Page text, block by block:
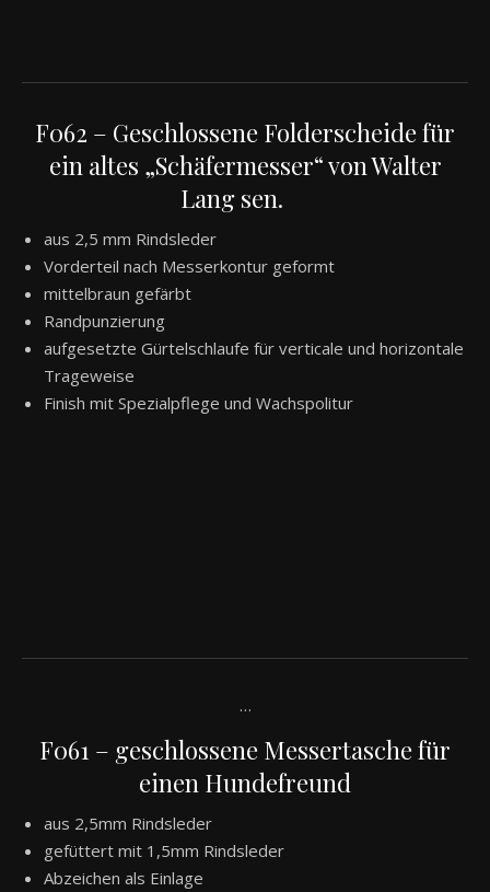
F062 – Geschlossene Folderscheide für
ein altes „Schäfermesser“ von Walter
Lang sen.
aus 2,5 mm Rindsleder
Vorderteil nach Messerkontur geformt
mittelbraun gefärbt
Randpunzierung
aufgesetzte Gürtelschlaufe für verticale und horizontale
Trageweise
Finish mit Spezialpflege und Wachspolitur
…
F061 – geschlossene Messertasche für
einen Hundefreund
aus 2,5mm Rindsleder
gefüttert mit 1,5mm Rindsleder
Abzeichen als Einlage